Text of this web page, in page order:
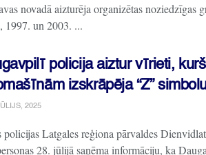
novadā aizturēja organizētas noziedzīgas
1997. un 2003. ...
policija aiztur vīrieti,
izskrāpēja “Z”
2025
policijas Latgales reģiona pārvaldes
28. jūlijā saņēma informāciju, ka